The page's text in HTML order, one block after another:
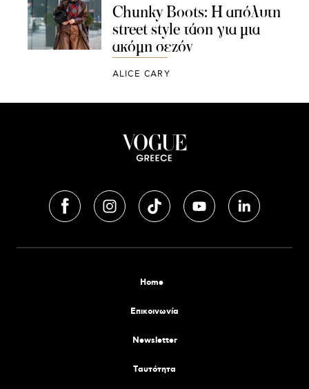
Chunky Boots: Η απόλυτη
street style τάση για μια
ακόμη σεζόν
ALICE CARY
Home
Επικοινωνία
Newsletter
Tαυτότητα